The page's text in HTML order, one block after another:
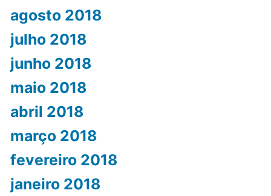
agosto 2018
julho 2018
junho 2018
maio 2018
abril 2018
março 2018
fevereiro 2018
janeiro 2018